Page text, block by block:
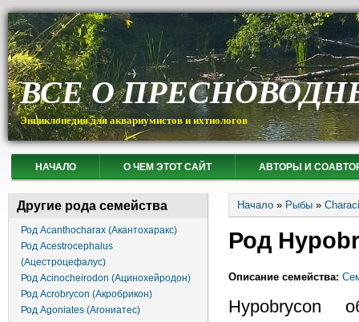
ВСЕ О
Энциклопедия для аквариумистов и ихтиологов
НАЧАЛО О ЧЕМ ЭТОТ САЙТ АВТОРЫ И
Другие рода семейства
Род Acanthocharax (Акантохаракс)
Род Acestrocephalus
(Ацестроцефалус)
Род Acinocheirodon (Ацинохейродон)
Род Acrobrycon (Акробрикон)
Род Agoniates (Агониатес)
Вы здесь
Начало » Рыбы »
Род
Описание семейства:
Hypobrycon